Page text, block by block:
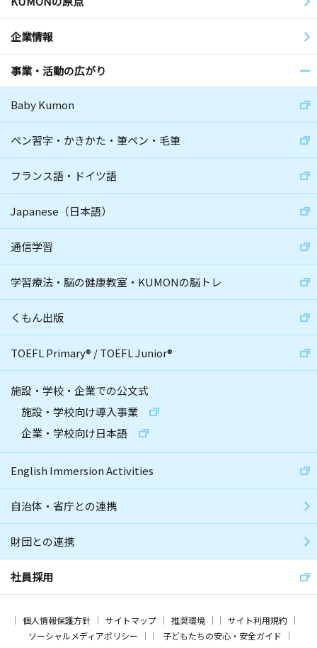
企業情報
事業・活動の広がり
Baby Kumon
ペン習字・かきかた・筆ペン・毛筆
フランス語・ドイツ語
Japanese（日本語）
通信学習
学習療法・脳の健康教室・KUMONの脳トレ
くもん出版
TOEFL Primary® /TOEFL Junior®
施設・学校・企業での公文式
施設・学校向け導入事業
企業・学校向け日本語
English Immersion Activities
自治体・省庁との連携
財団との連携
社員採用
個人情報保護方針 サイトマップ 推奨環境
サイト利用規約
ソーシャルメディアポリシー
子どもたちの安心・安全ガイド